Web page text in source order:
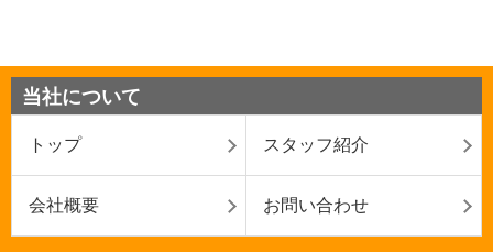
当社について
トップ スタッフ紹介
会社概要 お問い合わせ